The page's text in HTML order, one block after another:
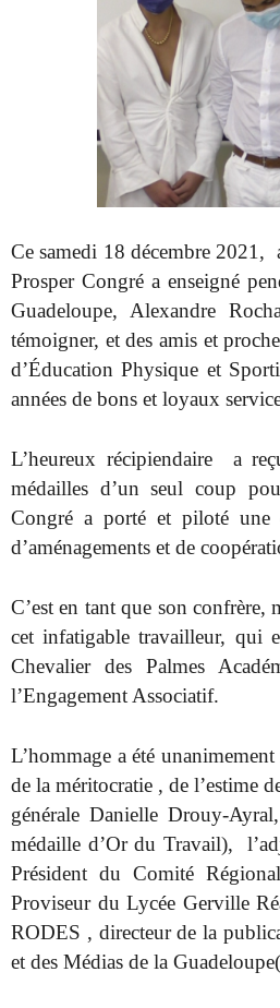
Ce samedi 18 décembre 2021,
Prosper Congré a enseigné
Guadeloupe, Alexandre
témoigner, et des amis et
d’Éducation Physique et
années de bons et loyaux
L’heureux récipiendaire a
médailles d’un seul coup
Congré a porté et piloté une
d’aménagements et de
C’est en tant que son confrère,
cet infatigable travailleur, qui
Chevalier des Palmes
l’Engagement Associatif.
L’hommage a été
de la méritocratie , de l’estime
générale Danielle Drouy-
médaille d’Or du Travail),
Président du Comité
Proviseur du Lycée Gerville
RODES , directeur de la
et des Médias de la